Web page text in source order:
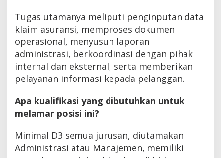
Tugas utamanya meliputi penginputan data
klaim asuransi, memproses dokumen
operasional, menyusun laporan
administrasi, berkoordinasi dengan pihak
internal dan eksternal, serta memberikan
pelayanan informasi kepada pelanggan.
Apa kualifikasi yang dibutuhkan untuk
melamar posisi ini?
Minimal D3 semua jurusan, diutamakan
Administrasi atau Manajemen, memiliki